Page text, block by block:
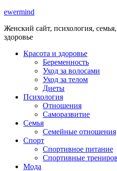
ewermind
Женский сайт, психология,
здоровье
Красота и здоровье
Беременность
Уход за волосами
Уход за телом
Диеты
Психология
Отношения
Саморазвитие
Семья
Семейные отношения
Спорт
Спортивное питание
Спортивные
Мода